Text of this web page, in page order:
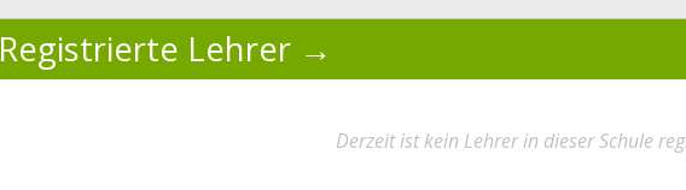
Registrierte Lehrer
Derzeit ist kein Lehrer in dieser Schule